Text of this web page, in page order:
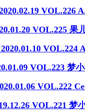
VOL.226
VOL.225 果
VOL.224
VOL.223 梦
VOL.222
VOL.221 梦